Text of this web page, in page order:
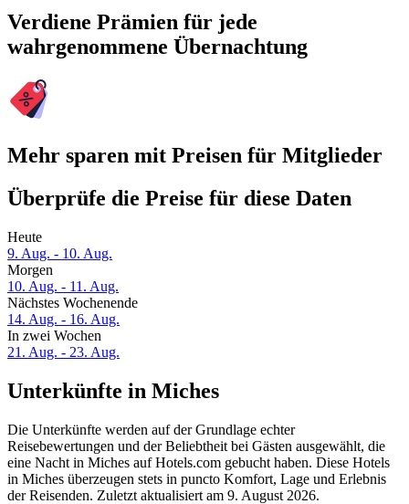
Verdiene Prämien für jede
wahrgenommene Übernachtung
Mehr sparen mit Preisen für Mitglieder
Überprüfe die Preise für diese Daten
Heute
9. Aug. - 10. Aug.
Morgen
10. Aug. - 11. Aug.
Nächstes Wochenende
14. Aug. - 16. Aug.
In zwei Wochen
21. Aug. - 23. Aug.
Unterkünfte in Miches
Die Unterkünfte werden auf der Grundlage echter
Reisebewertungen und der Beliebtheit bei Gästen ausgewählt, die
eine Nacht in Miches auf Hotels.com gebucht haben. Diese Hotels
in Miches überzeugen stets in puncto Komfort, Lage und Erlebnis
der Reisenden. Zuletzt aktualisiert am 9. August 2026.